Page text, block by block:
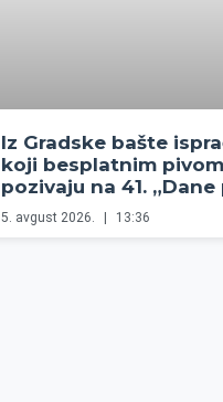
Iz Gradske bašte
koji besplatnim
pozivaju na 41. „Dane
5. avgust 2026. 13:36